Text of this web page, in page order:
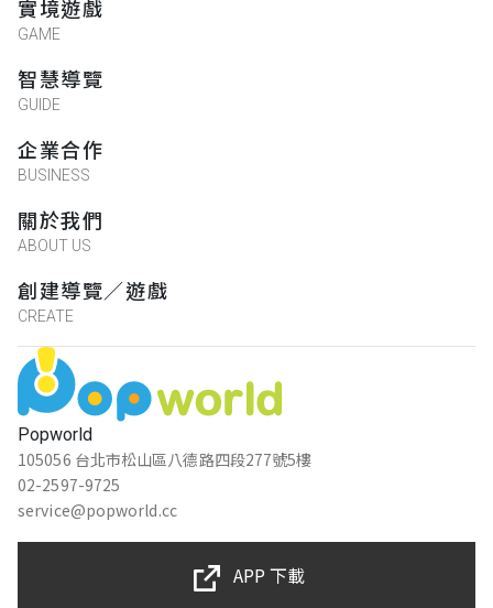
Popworld
105056 台北市松山區八德路四段277號5樓
02-2597-9725
service@popworld.cc
實境遊戲
GAME
智慧導覽
GUIDE
企業合作
BUSINESS
關於我們
ABOUT US
創建導覽／遊戲
CREATE
APP 下載